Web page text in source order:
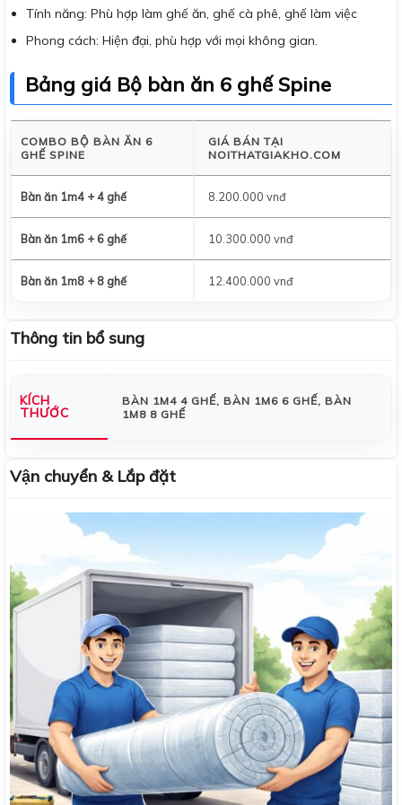
Tính năng: Phù hợp làm ghế ăn, ghế cà phê, ghế làm việc
Phong cách: Hiện đại, phù hợp với mọi không gian.
Bảng giá Bộ bàn ăn 6 ghế Spine
COMBO BỘ BÀN ĂN 6
GHẾ SPINE
GIÁ BÁN TẠI
NOITHATGIAKHO.COM
Bàn ăn 1m4 + 4 ghế 8.200.000 vnđ
Bàn ăn 1m6 + 6 ghế 10.300.000 vnđ
Bàn ăn 1m8 + 8 ghế 12.400.000 vnđ
Thông tin bổ sung
KÍCH
THƯỚC
BÀN 1M4 4 GHẾ, BÀN 1M6 6 GHẾ, BÀN
1M8 8 GHẾ
Vận chuyển & Lắp đặt